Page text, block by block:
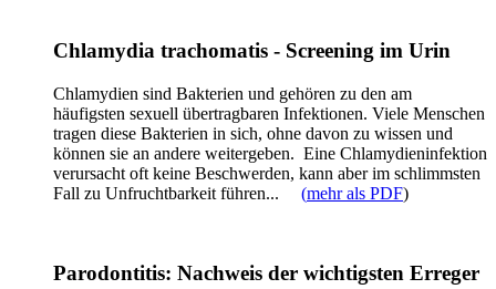
Chlamydia trachomatis - Screening im Urin
Chlamydien sind Bakterien und gehören zu den am
häufigsten sexuell übertragbaren Infektionen. Viele Menschen
tragen diese Bakterien in sich, ohne davon zu wissen und
können sie an andere weitergeben. Eine Chlamydieninfektion
verursacht oft keine Beschwerden, kann aber im schlimmsten
Fall zu Unfruchtbarkeit führen... (mehr als PDF)
Parodontitis: Nachweis der wichtigsten Erreger